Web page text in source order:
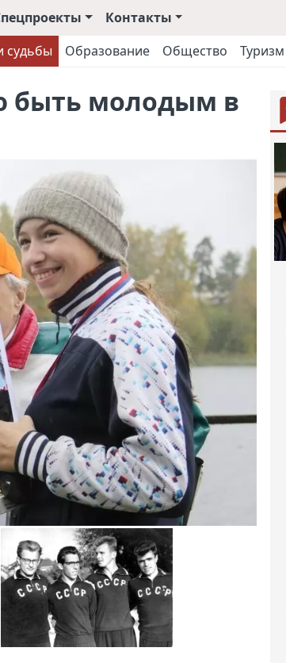
Контакты
судьбы Образование Общество Туризм
быть молодым в